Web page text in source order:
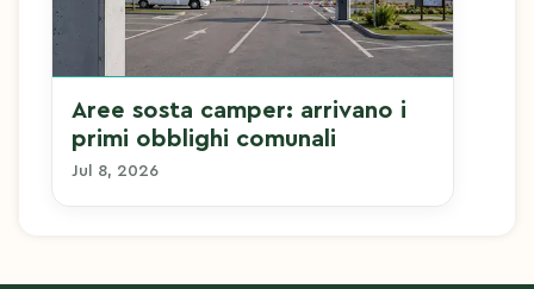
Aree sosta camper: arrivano i
primi obblighi comunali
Jul 8, 2026